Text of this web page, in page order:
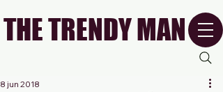
THE TRENDY MAN
8 jun 2018